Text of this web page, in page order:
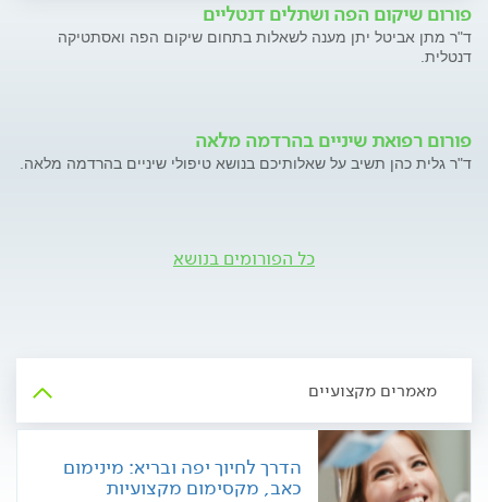
פורום שיקום הפה ושתלים דנטליים
ד"ר מתן אביטל יתן מענה לשאלות בתחום שיקום הפה ואסתטיקה
דנטלית.
פורום רפואת שיניים בהרדמה מלאה
ד"ר גלית כהן תשיב על שאלותיכם בנושא טיפולי שיניים בהרדמה מלאה.
כל הפורומים בנושא
מאמרים מקצועיים
הדרך לחיוך יפה ובריא: מינימום
כאב, מקסימום מקצועיות